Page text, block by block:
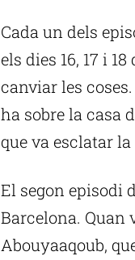
Cada un dels
els dies 16, 17 i
canviar les
ha sobre la casa
que va esclatar la
El segon episodi
Barcelona. Quan
Abouyaaqoub,